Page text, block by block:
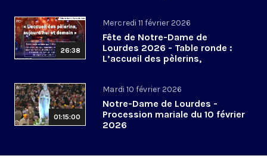
26:38
Mercredi 11 février 2026
Fête de Notre-Dame de
Lourdes 2026 - Table ronde :
L’accueil des pèlerins,
01:15:00
Mardi 10 février 2026
Notre-Dame de Lourdes -
Procession mariale du 10 février
2026